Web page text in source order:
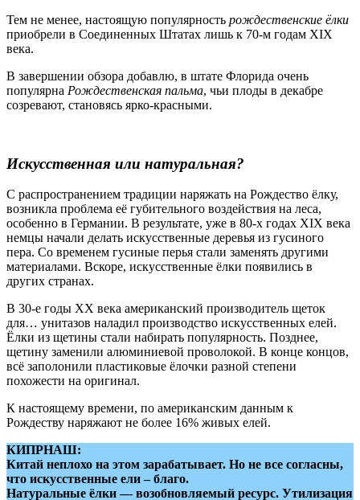
Тем не менее, настоящую популярность рождественские ёлки
приобрели в Соединенных Штатах лишь к 70-м годам XIX
века.
В завершении обзора добавлю, в штате Флорида очень
популярна Рождественская пальма, чьи плоды в декабре
созревают, становясь ярко-красными.
Искусственная или натуральная?
С распространением традиции наряжать на Рождество ёлку,
возникла проблема её губительного воздействия на леса,
особенно в Германии. В результате, уже в 80-х годах XIX века
немцы начали делать искусственные деревья из гусиного
пера. Со временем гусиные перья стали заменять другими
материалами. Вскоре, искусственные ёлки появились в
других странах.
В 30-е годы XX века американский производитель щеток
для… унитазов наладил производство искусственных елей.
Ёлки из щетины стали набирать популярность. Позднее,
щетину заменили алюминиевой проволокой. В конце концов,
всё заполонили пластиковые ёлочки разной степени
похожести на оригинал.
К настоящему времени, по американским данным к
Рождеству наряжают не более 16% живых елей.
КИПРНАШ:
Китай неплохо на этом зарабатывает. Но не все согласны,
что искусственные ели – благо.
Натуральные ёлки — возобновляемый ресурс. Утилизация